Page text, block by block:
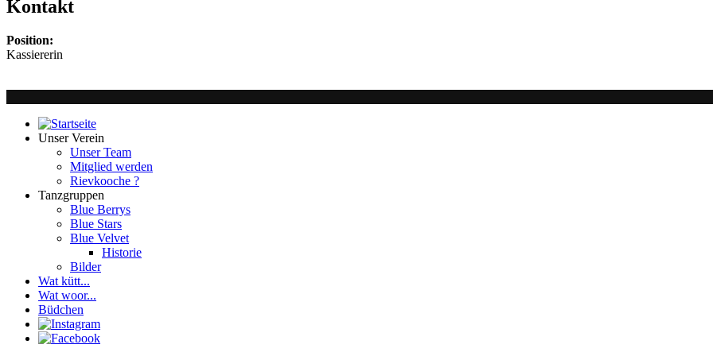
Kontakt
Position:
Kassiererin
Unser Verein
Unser Team
Mitglied werden
Rievkooche ?
Tanzgruppen
Blue Berrys
Blue Stars
Blue Velvet
Historie
Bilder
Wat kütt...
Wat woor...
Büdchen